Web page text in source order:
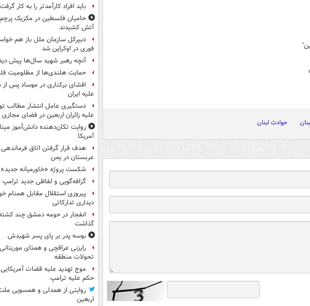
حوادث لبنان
باید افراد کارآمدتر را به کار گرفت
حامیان فلسطین در مکزیک پرچم
آتش کشیدند
دبیرکل سازمان ملل باز هم
فوری در اوکراین شد
آنچه رهبر شهید سال‌ها پیش
حمایت هلندی‌ها از مظلومیت
افشای برکناری در موساد پس
علیه ایران
دستگیری عامل انتشار مطالب
علیه زائران اربعین در فضای مجازی
روایت تکان‌دهنده دانش‌آموز
آمریکا
هدف قرار گرفتن اتاق‌ فرماندهی
عربستان در یمن
شکست پروژه «خاورمیانه جدید»
گزافه‌گویی و لفاظی جدید ترامپ
پیروزی استقلال مقابل همنام
دیداری تدارکاتی
انفجار در حومه دمشق چند
گذاشت
بوسه‌ پدر بر پای پسر شهیدش
رایزنی عراقچی و همتای
تحولات منطقه
موج تهدید علیه قضات
حکم علیه ترامپ
روایتی از همدلی و همسویی
اربعین